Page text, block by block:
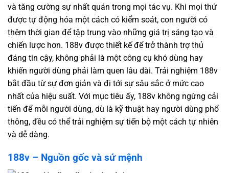
và tăng cường sự nhất quán trong mọi tác vụ. Khi mọi thứ
được tự động hóa một cách có kiểm soát, con người có
thêm thời gian để tập trung vào những giá trị sáng tạo và
chiến lược hơn. 188v được thiết kế để trở thành trợ thủ
đáng tin cậy, không phải là một công cụ khó dùng hay
khiến người dùng phải làm quen lâu dài. Trải nghiệm 188v
bắt đầu từ sự đơn giản và đi tới sự sâu sắc ở mức cao
nhất của hiệu suất. Với mục tiêu ấy, 188v không ngừng cải
tiến để mỗi người dùng, dù là kỹ thuật hay người dùng phổ
thông, đều có thể trải nghiệm sự tiến bộ một cách tự nhiên
và dễ dàng.
188v – Nguồn gốc và sứ mệnh